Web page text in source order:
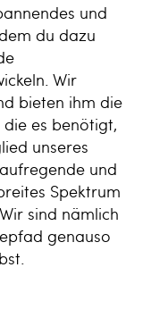
und
du dazu
Wir
bieten ihm die
es benötigt,
unseres
und
Spektrum
sind nämlich
genauso